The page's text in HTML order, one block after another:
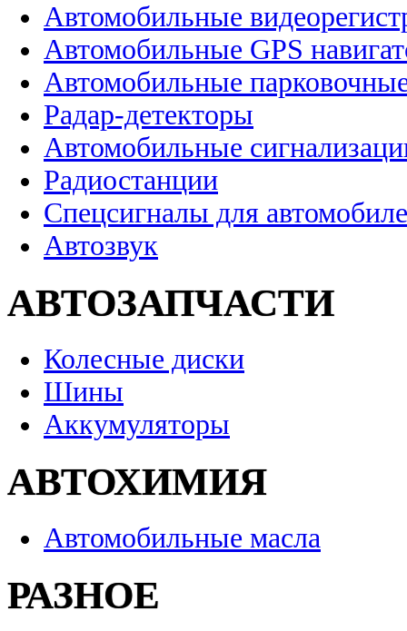
Автомобильные
Автомобильные GPS
Автомобильные
Радар-детекторы
Автомобильные
Радиостанции
Спецсигналы для
Автозвук
АВТОЗАПЧАСТИ
Колесные диски
Шины
Аккумуляторы
АВТОХИМИЯ
Автомобильные масла
РАЗНОЕ